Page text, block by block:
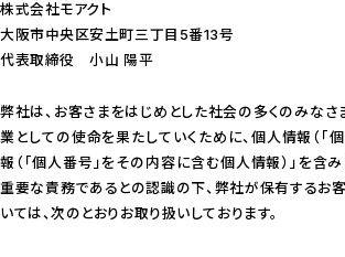
株式会社モアクト
大阪市中央区安土町三丁目5番13号
代表取締役 小山 陽平
弊社は、お客さまをはじめとした社会の多くのみなさ
業としての使命を果たしていくために、個人情報（「
報（「個人番号」をその内容に含む個人情報）」を含
重要な責務であるとの認識の下、弊社が保有するお
いては、次のとおりお取り扱いしております。